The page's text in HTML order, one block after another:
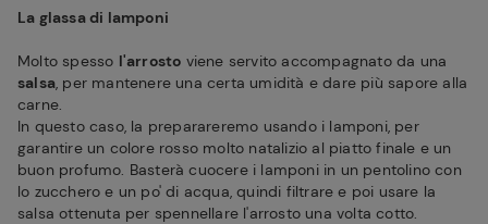
La glassa di lamponi
Molto spesso l'arrosto viene servito accompagnato da una
salsa, per mantenere una certa umidità e dare più sapore alla
carne.
In questo caso, la preparareremo usando i lamponi, per
garantire un colore rosso molto natalizio al piatto finale e un
buon profumo. Basterà cuocere i lamponi in un pentolino con
lo zucchero e un po' di acqua, quindi filtrare e poi usare la
salsa ottenuta per spennellare l'arrosto una volta cotto.